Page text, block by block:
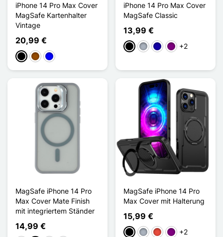
iPhone 14 Pro Max Cover
MagSafe Kartenhalter
Vintage
20,99 €
Schwarz
BraunBlau
iPhone 14 Pro Max Cover
MagSafe Classic
13,99 €
Schwarz
GrauDunkelblau
Violett
+2
MagSafe iPhone 14 Pro
Max Cover Mate Finish
mit integriertem Ständer
14,99 €
MagSafe iPhone 14 Pro
Max Cover mit Halterung
15,99 €
Schwarz
GrauRot Violett
+2